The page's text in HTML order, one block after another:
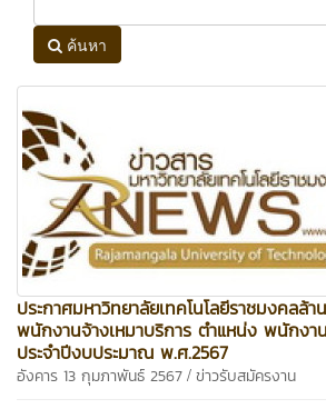
ค้นหา
ประกาศมหาวิทยาลัยเทคโนโลยีราชมงคลล้
พนักงานจ้างเหมาบริการ ตำแหน่ง พนักงา
ประจำปีงบประมาณ พ.ศ.2567
อังคาร 13 กุมภาพันธ์ 2567 / ข่าวรับสมัครงาน